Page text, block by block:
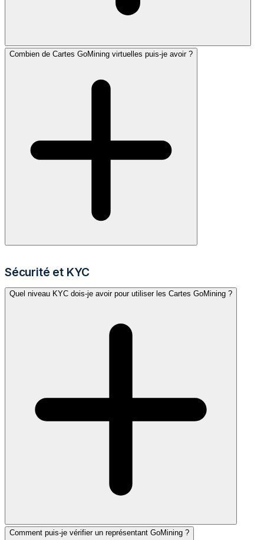
Combien de Cartes GoMining virtuelles puis-je avoir ?
Sécurité et KYC
Quel niveau KYC dois-je avoir pour utiliser les Cartes GoMining ?
Comment puis-je vérifier un représentant GoMining ?